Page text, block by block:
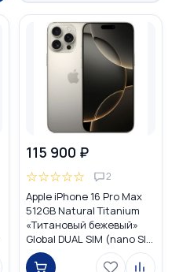
115 900 ₽
☆☆☆☆☆ 2
Apple iPhone 16 Pro Max
512GB Natural Titanium
«Tитановый бежевый»
Global DUAL SIM (nano SIM
+ eSIM)